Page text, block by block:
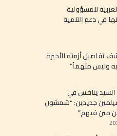
للمسؤولية
في دعم التنمية
تفاصيل أزمته الأخيرة
وليس متهماً”
ينافس في
جديدين: “شمشون
مين فيهم”